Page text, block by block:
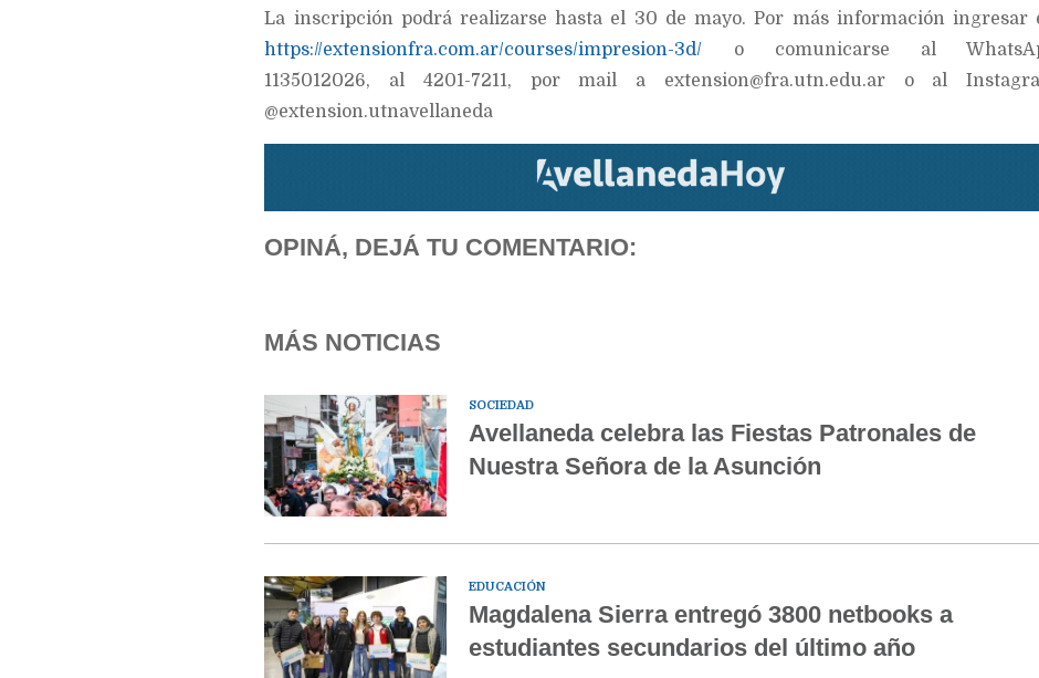
La inscripción podrá realizarse hasta el 30 de mayo. Por más información ingresar
https://extensionfra.com.ar/courses/impresion-3d/ o comunicarse al
1135012026, al 4201-7211, por mail a extension@fra.utn.edu.aro al
@extension.utnavellaneda
OPINÁ, DEJÁ TU COMENTARIO:
MÁS NOTICIAS
SOCIEDAD
Avellaneda celebra las Fiestas Patronales de
Nuestra Señora de la Asunción
EDUCACIÓN
Magdalena Sierra entregó 3800 netbooks a
estudiantes secundarios del último año